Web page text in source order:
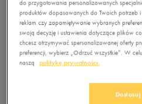
do przygotowania personalizowanych
produktów dopasowanych do Twoich potrzeb
reklam czy zapamiętywanie wybranych
swoją decyzję i ustawienia dotyczące plików
chcesz otrzymywać spersonalizowanej oferty
preferencji, wybierz „Odrzuć wszystkie”. W
naszą
politykę prywatności.
Dostosuj